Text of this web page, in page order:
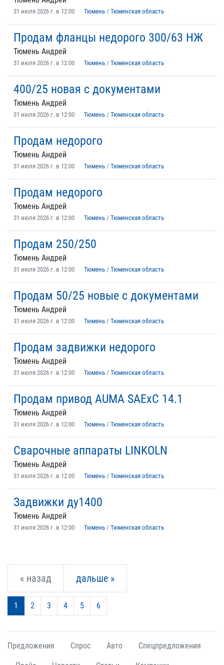
31 июля 2026 г. в 12:00 Тюмень / Тюменская область
Продам фланцы недорого 300/63 НЖ
Тюмень Андрей
31 июля 2026 г. в 12:00 Тюмень / Тюменская область
400/25 новая с документами
Тюмень Андрей
31 июля 2026 г. в 12:00 Тюмень / Тюменская область
Продам недорого
Тюмень Андрей
31 июля 2026 г. в 12:00 Тюмень / Тюменская область
Продам недорого
Тюмень Андрей
31 июля 2026 г. в 12:00 Тюмень / Тюменская область
Продам 250/250
Тюмень Андрей
31 июля 2026 г. в 12:00 Тюмень / Тюменская область
Продам 50/25 новые с документами
Тюмень Андрей
31 июля 2026 г. в 12:00 Тюмень / Тюменская область
Продам задвижки недорого
Тюмень Андрей
31 июля 2026 г. в 12:00 Тюмень / Тюменская область
Продам привод AUMA SAExC 14.1
Тюмень Андрей
31 июля 2026 г. в 12:00 Тюмень / Тюменская область
Сварочные аппараты LINKOLN
Тюмень Андрей
31 июля 2026 г. в 12:00 Тюмень / Тюменская область
Задвижки ду1400
Тюмень Андрей
31 июля 2026 г. в 12:00 Тюмень / Тюменская область
« назад дальше »
1 2 3 4 5 6
Предложения Спрос Авто Спецпредложения